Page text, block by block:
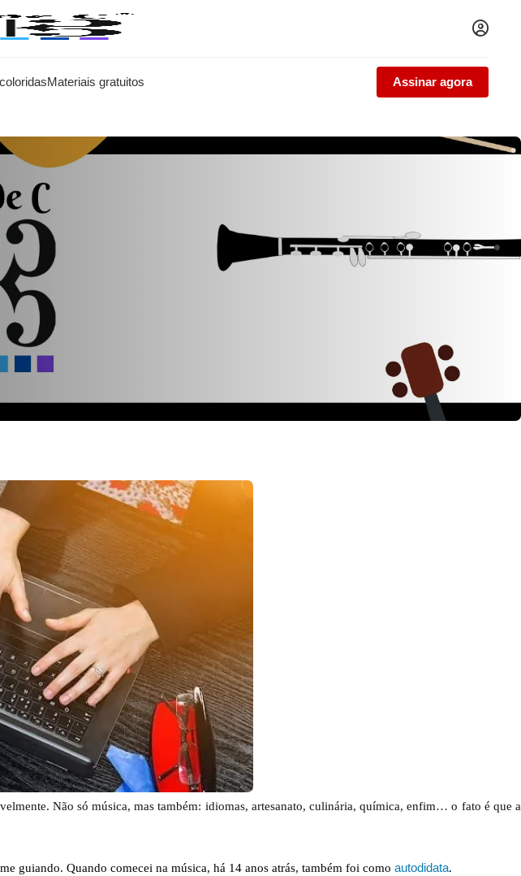
Materiais gratuitos Assinar agora
Não só música, mas também: idiomas, artesanato, culinária, química, enfim… o fato é que a
guiando. Quando comecei na música, há 14 anos atrás, também foi como autodidata.